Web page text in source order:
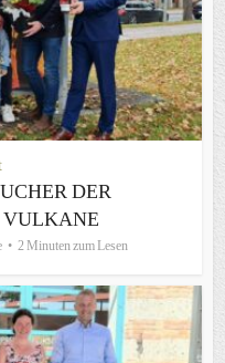
DER
VULKANE
2 Minuten zum Lesen